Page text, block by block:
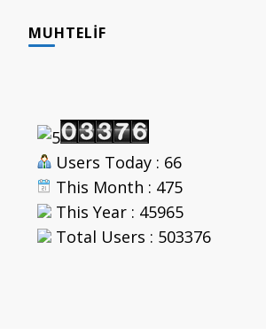
MUHTELIF
Users Today : 66
This Month : 475
This Year : 45965
Total Users : 503376